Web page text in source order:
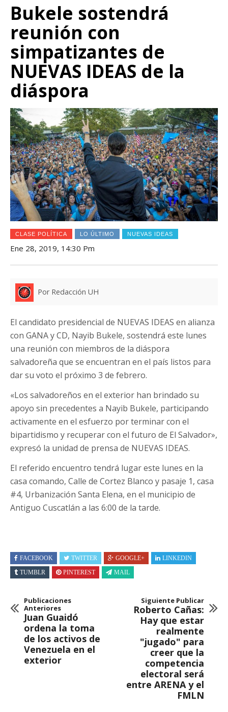
Bukele sostendrá
reunión con
simpatizantes de
NUEVAS IDEAS de la
diáspora
CLASE POLÍTICA LO ÚLTIMO NUEVAS IDEAS
Ene 28, 2019, 14:30 Pm
Por Redacción UH
El candidato presidencial de NUEVAS IDEAS en alianza
con GANA y CD, Nayib Bukele, sostendrá este lunes
una reunión con miembros de la diáspora
salvadoreña que se encuentran en el país listos para
dar su voto el próximo 3 de febrero.
«Los salvadoreños en el exterior han brindado su
apoyo sin precedentes a Nayib Bukele, participando
activamente en el esfuerzo por terminar con el
bipartidismo y recuperar con el futuro de El Salvador»,
expresó la unidad de prensa de NUEVAS IDEAS.
El referido encuentro tendrá lugar este lunes en la
casa comando, Calle de Cortez Blanco y pasaje 1, casa
#4, Urbanización Santa Elena, en el municipio de
Antiguo Cuscatlán a las 6:00 de la tarde.
FACEBOOK TWITTER GOOGLE+
LINKEDIN
TUMBLR
PINTEREST MAIL
Publicaciones
Anteriores
Juan Guaidó
ordena la toma
de los activos de
Venezuela en el
exterior
Siguiente Publicar
Roberto Cañas:
Hay que estar
realmente
"jugado" para
creer que la
competencia
electoral será
entre ARENA y el
FMLN